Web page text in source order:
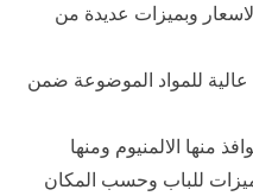
وبميزات عديدة من
للمواد الموضوعة ضمن
منها الالمنيوم ومنها
ميزات للباب وحسب المكان